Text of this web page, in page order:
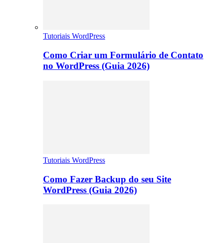
Tutoriais WordPress
Como Criar um Formulário de Contato
no WordPress (Guia 2026)
Tutoriais WordPress
Como Fazer Backup do seu Site
WordPress (Guia 2026)